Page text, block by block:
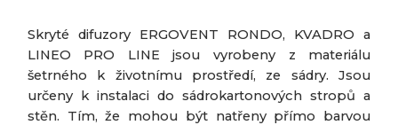
Skryté difuzory ERGOVENT RONDO, KVADRO a
LINEO PRO LINE jsou vyrobeny z materiálu
šetrného k životnímu prostředí, ze sádry. Jsou
určeny k instalaci do sádrokartonových stropů a
stěn. Tím, že mohou být natřeny přímo barvou